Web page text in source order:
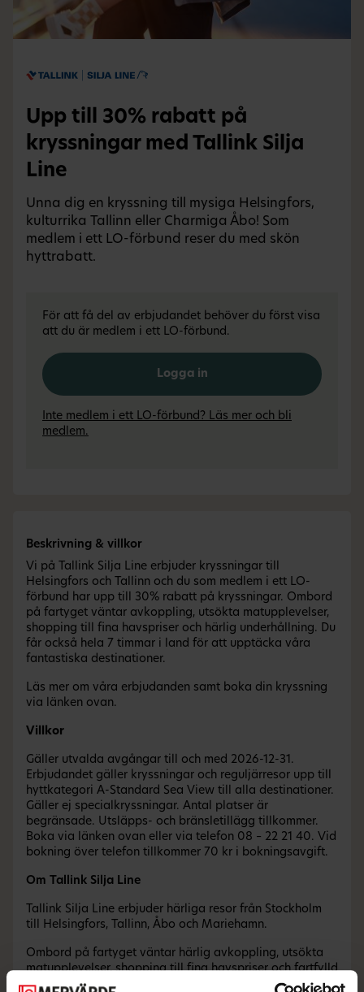
Upp till 30% rabatt på
kryssningar med Tallink Silja
Line
Unna dig en kryssning till mysiga Helsingfors,
kulturrika Tallinn eller Charmiga Åbo! Som
medlem i ett LO-förbund reser du med skön
hyttrabatt.
För att få del av erbjudandet behöver du först visa
att du är medlem i ett LO-förbund.
Logga in
Inte medlem i ett LO-förbund? Läs mer och bli
medlem.
Beskrivning & villkor
Vi på Tallink Silja Line erbjuder kryssningar till
Helsingfors och Tallinn och du som medlem i ett LO-
förbund har upp till 30% rabatt på kryssningar. Ombord
på fartyget väntar avkoppling, utsökta matupplevelser,
shopping till fina havspriser och härlig underhållning. Du
får också hela 7 timmar i land för att upptäcka våra
fantastiska destinationer.
Läs mer om våra erbjudanden samt boka din kryssning
via länken ovan.
Villkor
Gäller utvalda avgångar till och med 2026-12-31.
Erbjudandet gäller kryssningar och reguljärresor upp till
hyttkategori A-Standard Sea View till alla destinationer.
Gäller ej specialkryssningar. Antal platser är
begränsade. Utsläpps- och bränsletillägg tillkommer.
Boka via länken ovan eller via telefon 08 – 22 21 40. Vid
bokning över telefon tillkommer 70 kr i bokningsavgift.
Om Tallink Silja Line
Tallink Silja Line erbjuder härliga resor från Stockholm
till Helsingfors, Tallinn, Åbo och Mariehamn.
Ombord på fartyget väntar härlig avkoppling, utsökta
matupplevelser, shopping till fina havspriser och fartfylld
underhållning.